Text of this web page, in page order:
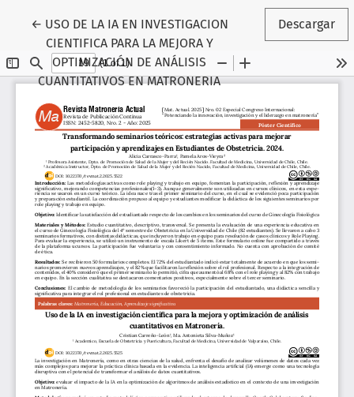
← Volver a los detalles del artículo
USO DE LA IA EN INVESTIGACION
CIENTIFICA PARA LA MEJORA Y
OPTIMIZACIÓN DE ANÁLISIS
CUANTITATIVOS EN MATRONERIA
Descargar